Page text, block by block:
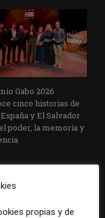
Gabo 2026
cinco historias de
y El Salvador
poder, la memoria y
propias y de